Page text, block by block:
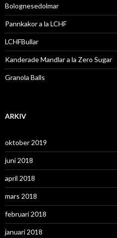
r
:
Bolognesedolmar
Pannkakor a la LCHF
LCHFBullar
Kanderade Mandlar a la Zero Sugar
Granola Balls
ARKIV
oktober 2019
juni 2018
april 2018
mars 2018
februari 2018
januari 2018